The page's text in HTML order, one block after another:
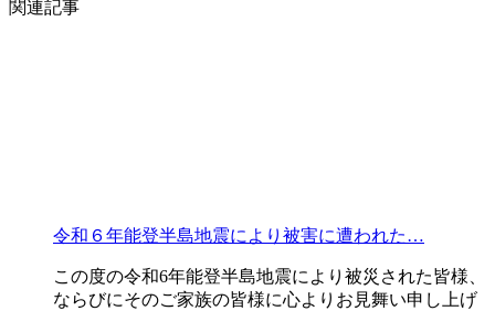
関連記事
令和６年能登半島地震により被害に遭われた…
この度の令和6年能登半島地震により被災された皆様、
ならびにそのご家族の皆様に心よりお見舞い申し上げ